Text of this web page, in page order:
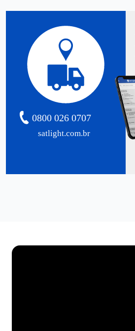
satlight.com.br
0800 026 0707